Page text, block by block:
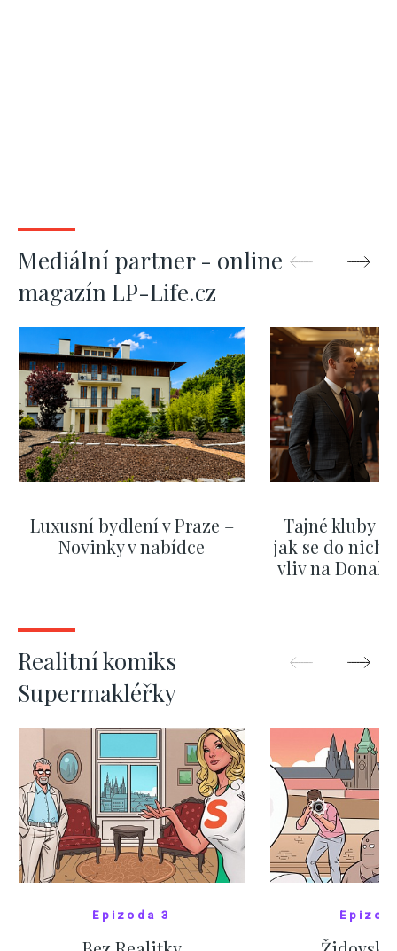
Mediální partner - online
magazín LP-Life.cz
Luxusní bydlení v Praze –
Novinky v nabídce
Tajné kluby
jak se do nich
vliv na
Realitní komiks
Supermakléřky
Epizoda 3